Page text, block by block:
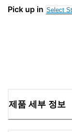
Pick up in Select
제품 세부 정보